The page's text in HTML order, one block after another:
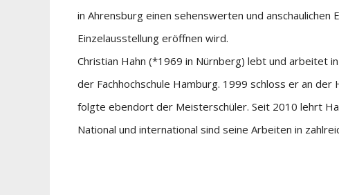
in Ahrensburg einen sehenswerten und
Einzelausstellung eröffnen wird.
Christian Hahn (*1969 in Nürnberg) lebt und arbeitet
der Fachhochschule Hamburg. 1999 schloss er an
folgte ebendort der Meisterschüler. Seit 2010 lehrt
National und international sind seine Arbeiten in